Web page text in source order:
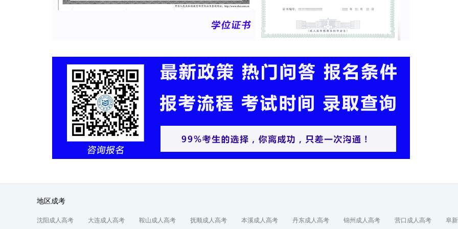
地区成考
沈阳成人高考 大连成人高考 鞍山成人高考 抚顺成人高考 本溪成人高考 丹东成人高考 锦州成人高考 营口成人高考 阜